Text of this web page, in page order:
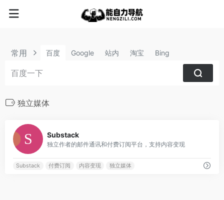
常用 百度 Google 站内 淘宝 Bing
独立媒体
Substack
独立作者的邮件通讯和付费订阅平台，支持内容变现
Substack 付费订阅 内容变现 独立媒体